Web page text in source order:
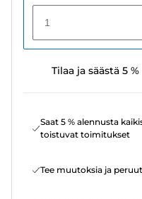
1
Tilaa ja säästä 5 %
Saat 5 % alennusta
toistuvat toimitukset
Tee muutoksia ja